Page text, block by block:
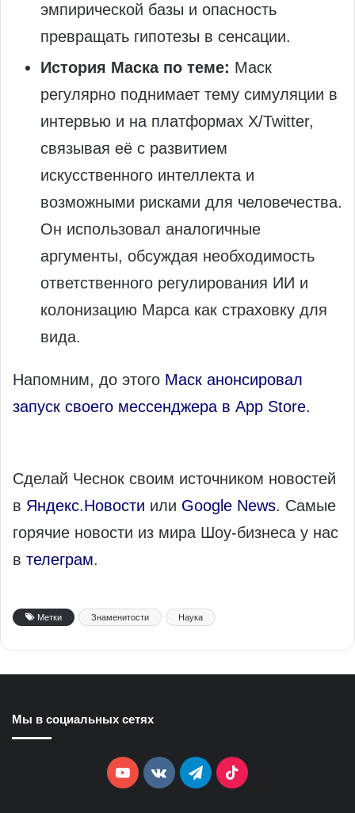
эмпирической базы и опасность
превращать гипотезы в сенсации.
История Маска по теме: Маск
регулярно поднимает тему симуляции в
интервью и на платформах X/Twitter,
связывая её с развитием
искусственного интеллекта и
возможными рисками для человечества.
Он использовал аналогичные
аргументы, обсуждая необходимость
ответственного регулирования ИИ и
колонизацию Марса как страховку для
вида.
Напомним, до этого Маск анонсировал
запуск своего мессенджера в App Store.
Сделай Чеснок своим источником новостей
в Яндекс.Новости или Google News. Самые
горячие новости из мира Шоу-бизнеса у нас
в телеграм.
Метки Знаменитости Наука
Мы в социальных сетях
YouTubevk.comTelegramTikTok